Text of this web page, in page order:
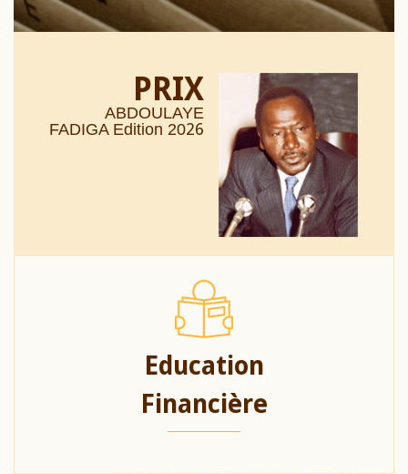
PRIX
ABDOULAYE
FADIGA Edition 2026
Education
Financière